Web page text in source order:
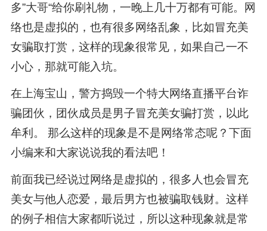
多”大哥“给你刷礼物，一晚上几十万都有可能。网
络也是虚拟的，也有很多网络乱象，比如冒充美
女骗取打赏，这样的现象很常见，如果自己一不
小心，那就可能入坑。
在上海宝山，警方捣毁一个特大网络直播平台诈
骗团伙，团伙成员是男子冒充美女骗打赏，以此
牟利。 那么这样的现象是不是网络常态呢？下面
小编来和大家说说我的看法吧！
前面我已经说过网络是虚拟的，很多人也会冒充
美女与他人恋爱，最后男方也被骗取钱财。这样
的例子相信大家都听说过，所以这种现象就是常